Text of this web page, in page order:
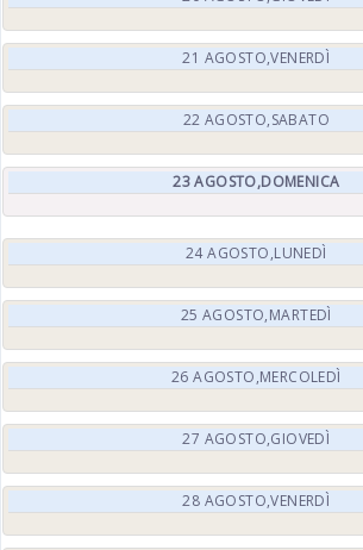
21 AGOSTO,VENERDÌ
22 AGOSTO,SABATO
23 AGOSTO,DOMENICA
24 AGOSTO,LUNEDÌ
25 AGOSTO,MARTEDÌ
26 AGOSTO,MERCOLEDÌ
27 AGOSTO,GIOVEDÌ
28 AGOSTO,VENERDÌ